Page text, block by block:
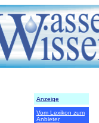
Anzeige
Vom Lexikon zum
Anbieter